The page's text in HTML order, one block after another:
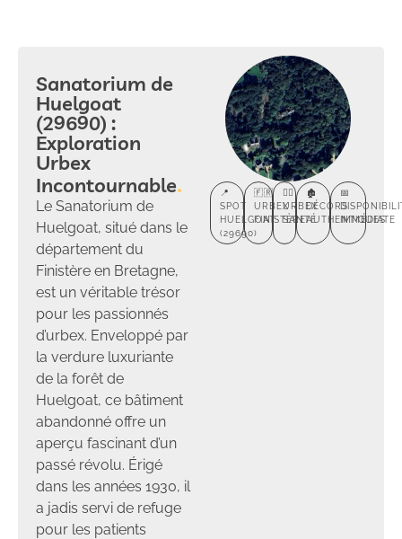
Sanatorium de
Huelgoat
(29690) :
Exploration
Urbex
Incontournable
Le Sanatorium de
Huelgoat, situé dans le
département du
Finistère en Bretagne,
est un véritable trésor
pour les passionnés
d’urbex. Enveloppé par
la verdure luxuriante
de la forêt de
Huelgoat, ce bâtiment
abandonné offre un
aperçu fascinant d’un
passé révolu. Érigé
dans les années 1930, il
a jadis servi de refuge
pour les patients
📍
SPOT
HUELGOAT
(29690)
🇫🇷
URBEX
FINISTÈRE
🕵️‍♂️
URBEX
SANTÉ
🏚️
DÉCORS
AUTHENTIQUES
📅
IMMÉDIATE